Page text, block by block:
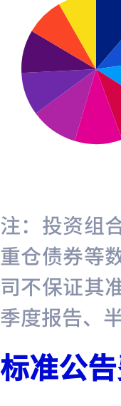
注：投资组
重仓债券等
司不保证其
季度报告、
标准公